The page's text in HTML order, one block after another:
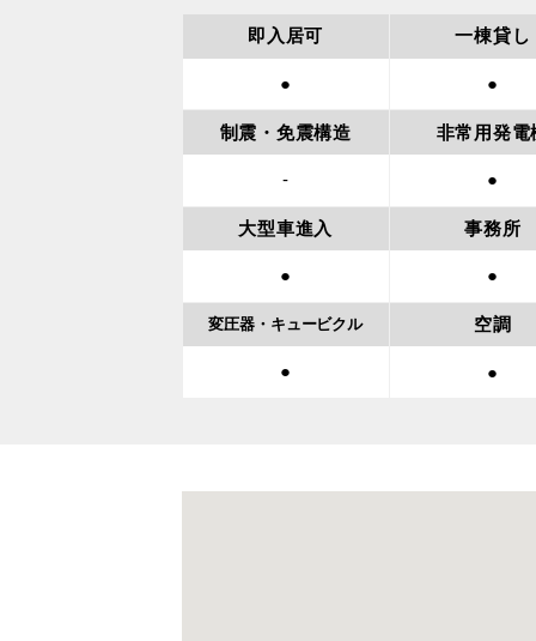
即入居可
●
一棟貸し
●
制震・免震構造
-
非常用発電
●
大型車進入
●
事務所
●
変圧器・ キュービクル
●
空調
●